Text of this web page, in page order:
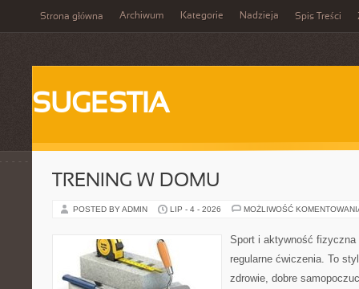
Strona główna Archiwum Kategorie Nadzieja Spis Treści
SUGESTIA
TRENING W DOMU
POSTED BY ADMIN LIP - 4 - 2026 MOŻLIWOŚĆ
Sport i aktywność
regularne ćwiczenia. To
zdrowie, dobre